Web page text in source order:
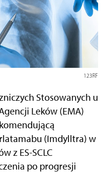
123RF
Stosowanych u
Leków (EMA)
(Imdylltra) w
z ES-SCLC
po progresji